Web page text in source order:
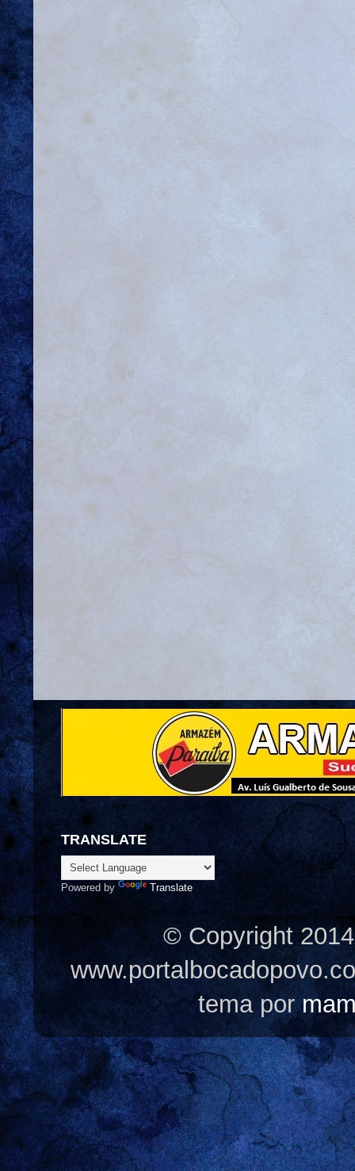
TRANSLATE
Powered by Translate
© Copyright
tema por